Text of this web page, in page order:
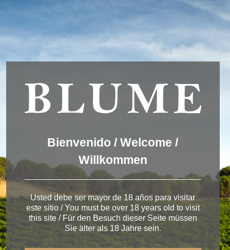
Winery Toro
< Pagos del Rey
invitamos a aceptar. Puede informarse sobre las que estamos
utilizando o desactivarlas en
AJUSTES.
Aceptar Ajustes
Bienvenido / Welcome /
Willkommen
Usted debe ser mayor de 18 años para visitar
este sitio / You must be over 18 years old to visit
this site / Für den Besuch dieser Seite müssen
Sie älter als 18 Jahre sein.